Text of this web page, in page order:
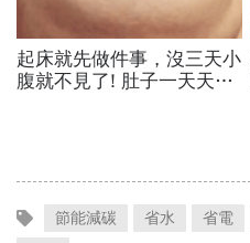
起床就先做件事，沒三天小
腹就不見了! 肚子一天天變
節能減碳 省水 省電